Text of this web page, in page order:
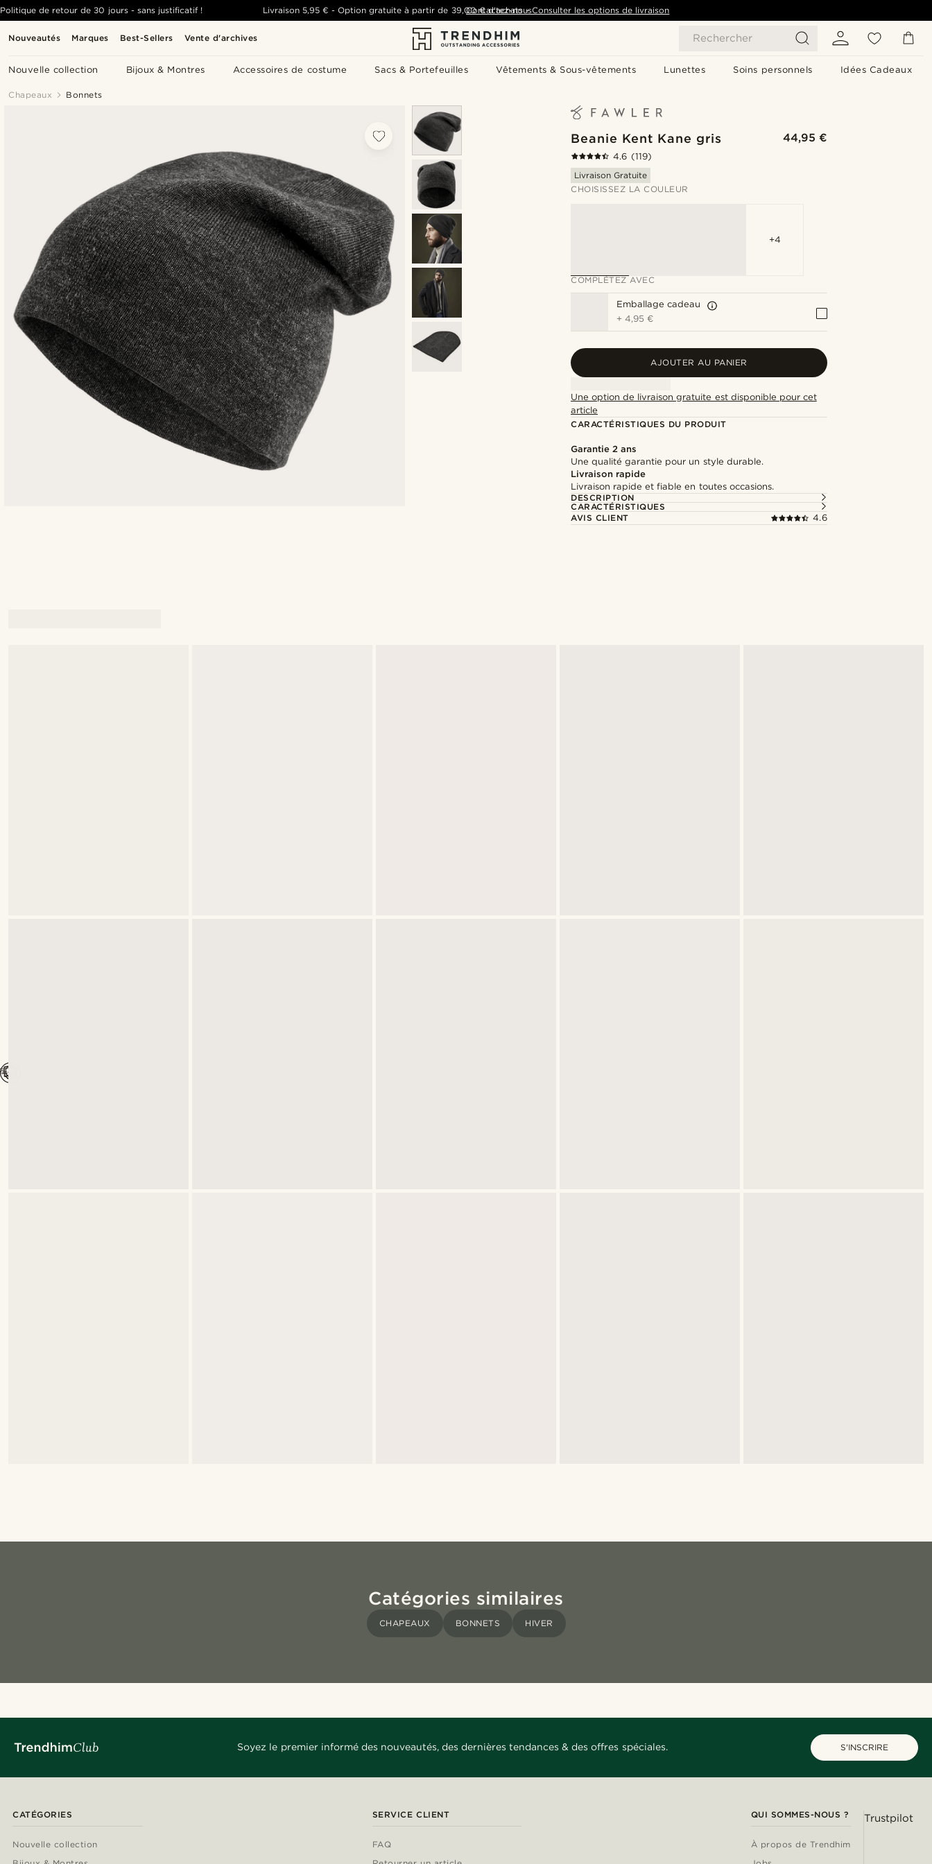
Nouveautés Marques Best-Sellers Vente d'archives Rechercher
Nouvelle collection Bijoux & Montres Accessoires de costume Sacs & Portefeuilles Vêtements & Sous-vêtements Lunettes Soins personnels Idées Cadeaux
Politique de retour de 30 jours - sans justificatif ! Livraison 5,95 € -Option gratuite à partir de 39,00 € d'achats- Consulter les options de livraison
Contactez-nous
Chapeaux Bonnets
Beanie Kent Kane gris 44,95 €
4.6 (119)
Livraison Gratuite
CHOISISSEZ LA COULEUR
+4
COMPLÉTEZ AVEC
Emballage cadeau
+4,95 €
AJOUTER AU PANIER
Une option de livraison gratuite est disponible pour cet
article
CARACTÉRISTIQUES DU PRODUIT
Garantie 2 ans
Une qualité garantie pour un style durable.
Livraison rapide
Livraison rapide et fiable en toutes occasions.
DESCRIPTION
CARACTÉRISTIQUES
AVIS CLIENT
4.6
Catégories similaires
CHAPEAUX BONNETS HIVER
Soyez le premier informé des nouveautés, des dernières tendances & des offres spéciales. S'INSCRIRE
CATÉGORIES
Nouvelle collection
SERVICE CLIENT
FAQ
QUI SOMMES-NOUS ?
À propos de Trendhim
Trustpilot